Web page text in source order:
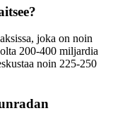
joka on noin
200-400 miljardia
noin 225-250